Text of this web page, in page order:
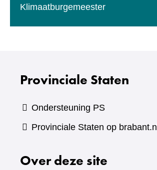
Klimaatburgemeester
Provinciale Staten
Ondersteuning PS
Provinciale Staten op brabant.nl
Over deze site